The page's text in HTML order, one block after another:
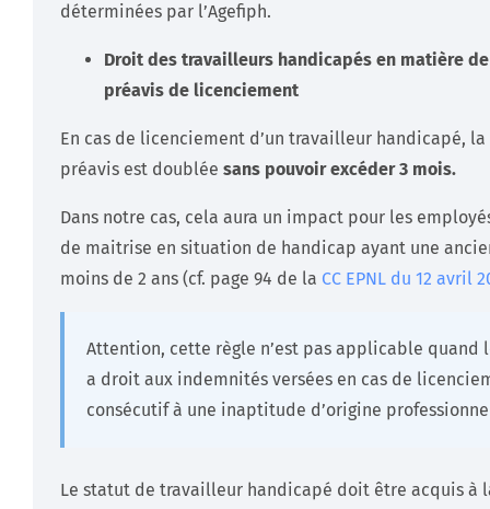
déterminées par l’Agefiph.
Droit des travailleurs handicapés en matière
préavis de licenciement
En cas de licenciement d’un travailleur handicapé,
préavis est doublée sans pouvoir excéder 3 mois.
Dans notre cas, cela aura un impact pour les
de maitrise en situation de handicap ayant une
moins de 2 ans (cf. page 94 de la CC EPNL du 12 avril
Attention, cette règle n’est pas applicable quand
a droit aux indemnités versées en cas de
consécutif à une inaptitude d’origine
Le statut de travailleur handicapé doit être acquis à